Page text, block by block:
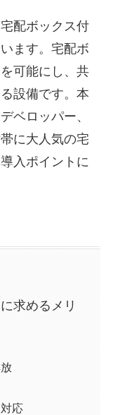
配ボックス付
ます。宅配ボ
可能にし、共
設備です。本
ベロッパー、
に大人気の宅
入ポイントに
求めるメリ
応